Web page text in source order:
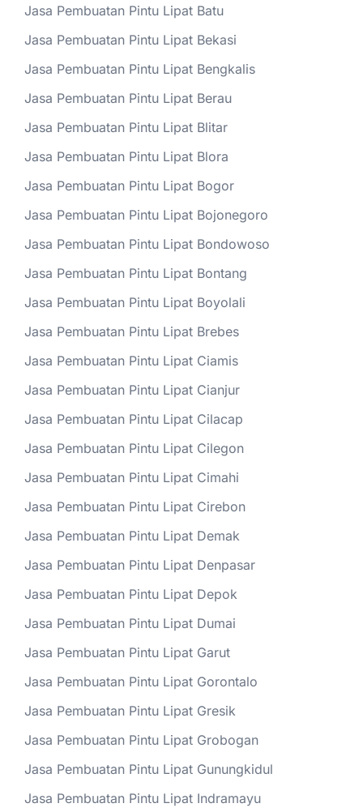
Jasa Pembuatan Pintu Lipat Batu
Jasa Pembuatan Pintu Lipat Bekasi
Jasa Pembuatan Pintu Lipat Bengkalis
Jasa Pembuatan Pintu Lipat Berau
Jasa Pembuatan Pintu Lipat Blitar
Jasa Pembuatan Pintu Lipat Blora
Jasa Pembuatan Pintu Lipat Bogor
Jasa Pembuatan Pintu Lipat Bojonegoro
Jasa Pembuatan Pintu Lipat Bondowoso
Jasa Pembuatan Pintu Lipat Bontang
Jasa Pembuatan Pintu Lipat Boyolali
Jasa Pembuatan Pintu Lipat Brebes
Jasa Pembuatan Pintu Lipat Ciamis
Jasa Pembuatan Pintu Lipat Cianjur
Jasa Pembuatan Pintu Lipat Cilacap
Jasa Pembuatan Pintu Lipat Cilegon
Jasa Pembuatan Pintu Lipat Cimahi
Jasa Pembuatan Pintu Lipat Cirebon
Jasa Pembuatan Pintu Lipat Demak
Jasa Pembuatan Pintu Lipat Denpasar
Jasa Pembuatan Pintu Lipat Depok
Jasa Pembuatan Pintu Lipat Dumai
Jasa Pembuatan Pintu Lipat Garut
Jasa Pembuatan Pintu Lipat Gorontalo
Jasa Pembuatan Pintu Lipat Gresik
Jasa Pembuatan Pintu Lipat Grobogan
Jasa Pembuatan Pintu Lipat Gunungkidul
Jasa Pembuatan Pintu Lipat Indramayu